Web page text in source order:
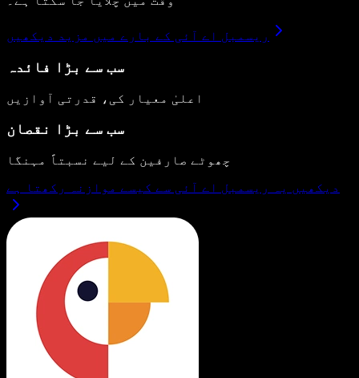
ریسمبل اے آئی کے بارے میں مزید دیکھیں
سب سے بڑا فائدہ
اعلیٰ معیار کی، قدرتی آوازیں
سب سے بڑا نقصان
چھوٹے صارفین کے لیے نسبتاً مہنگا
دیکھیں یہ ریسمبل اے آئی سے کیسے موازنہ رکھتا ہے